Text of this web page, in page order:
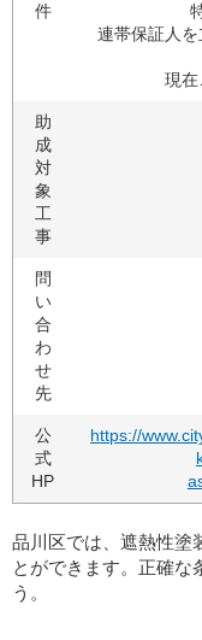
件
連帯保証人
現在
助
成
対
象
工
事
問
い
合
わ
せ
先
公
式
HP
https://
品川区では、遮熱性塗
とができます。正確な
う。